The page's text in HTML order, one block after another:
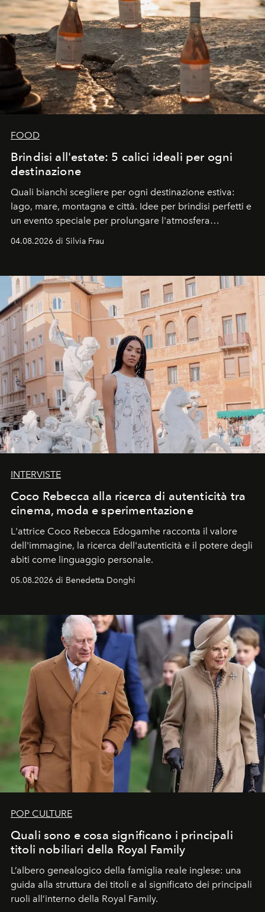
FOOD
Brindisi all'estate: 5 calici ideali per ogni
destinazione
Quali bianchi scegliere per ogni destinazione estiva:
lago, mare, montagna e città. Idee per brindisi perfetti e
un evento speciale per prolungare l'atmosfera
04.08.2026 di Silvia Frau
INTERVISTE
Coco Rebecca alla ricerca di autenticità tra
cinema, moda e sperimentazione
L'attrice Coco Rebecca Edogamhe racconta il valore
dell'immagine, la ricerca dell'autenticità e il potere degli
abiti come linguaggio personale.
05.08.2026 di Benedetta Donghi
POP CULTURE
Quali sono e cosa significano i principali
titoli nobiliari della Royal Family
L’albero genealogico della famiglia reale inglese: una
guida alla struttura dei titoli e al significato dei principali
ruoli all’interno della Royal Family.